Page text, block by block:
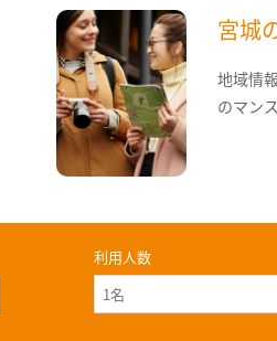
宮城
地域情
のマン
利用人数